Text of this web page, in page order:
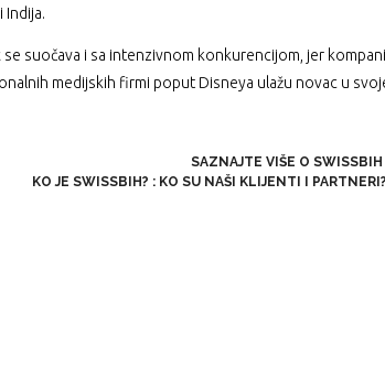
Indija.
suočava i sa intenzivnom konkurencijom, jer
medijskih firmi poput Disneya ulažu novac u
SAZNAJTE VIŠE O SWISSBIH
KO JE SWISSBIH? : KO SU NAŠI KLIJENTI I PARTNERI?